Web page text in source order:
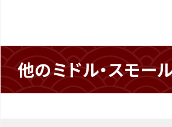
他のミドル・スモー